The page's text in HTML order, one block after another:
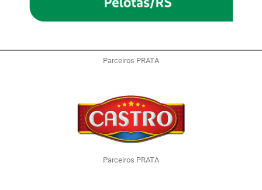
Parceiros PRATA
Parceiros PRATA